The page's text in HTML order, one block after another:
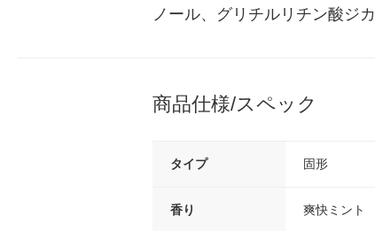
ノール、グリチルリチン酸ジ
商品仕様/スペック
タイプ 固形
香り 爽快ミント